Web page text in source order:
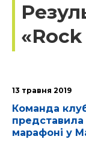
13 травня 2019
Команда
марафоні у